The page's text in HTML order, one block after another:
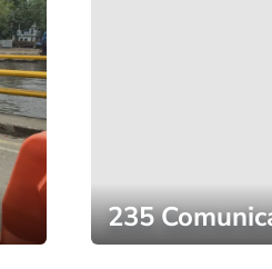
235